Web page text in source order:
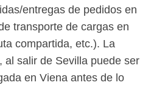
entregas de pedidos en
transporte de cargas en
compartida, etc.). La
al salir de Sevilla puede ser
en Viena antes de lo